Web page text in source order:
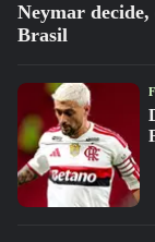
Neymar
Brasil